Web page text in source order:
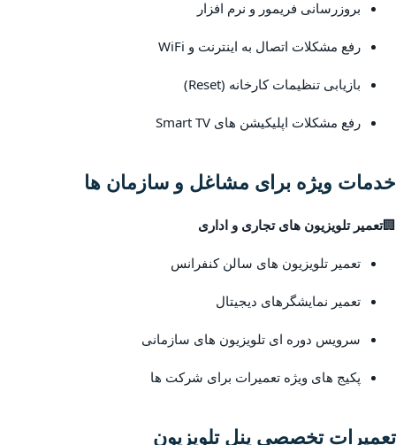
بروزرسانی فریمور و نرم افزار
رفع مشکلات اتصال به اینترنت و WiFi
بازیابی تنظیمات کارخانه (Reset)
رفع مشکلات اپلیکیشن های Smart TV
خدمات ویژه برای مشاغل و سازمان ها
🏢تعمیر تلویزیون های تجاری و اداری
تعمیر تلویزیون های سالن کنفرانس
تعمیر نمایشگرهای دیجیتال
سرویس دوره ای تلویزیون های سازمانی
پکیج های ویژه تعمیرات برای شرکت ها
تعمیرات تخصصی پنل تلویزیون